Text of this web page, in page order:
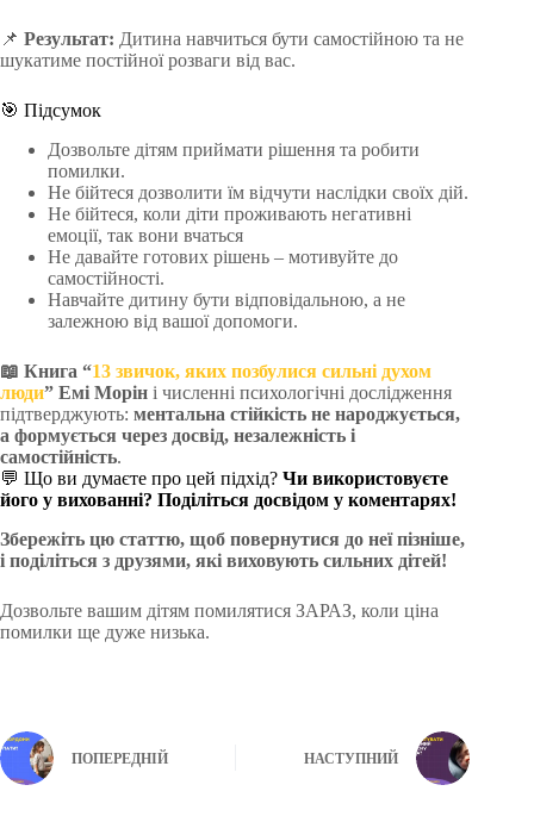
📌 Результат: Дитина навчиться бути самостійною та не
шукатиме постійної розваги від вас.
🎯 Підсумок
Дозвольте дітям приймати рішення та робити
помилки.
Не бійтеся дозволити їм відчути наслідки своїх дій.
Не бійтеся, коли діти проживають негативні
емоції, так вони вчаться
Не давайте готових рішень – мотивуйте до
самостійності.
Навчайте дитину бути відповідальною, а не
залежною від вашої допомоги.
📖 Книга “13 звичок, яких позбулися сильні духом
люди” Емі Морін і численні психологічні дослідження
підтверджують: ментальна стійкість не народжується,
а формується через досвід, незалежність і
самостійність.
💬 Що ви думаєте про цей підхід? Чи використовуєте
його у вихованні? Поділіться досвідом у коментарях!
Збережіть цю статтю, щоб повернутися до неї пізніше,
і поділіться з друзями, які виховують сильних дітей!
Дозвольте вашим дітям помилятися ЗАРАЗ, коли ціна
помилки ще дуже низька.
ПОПЕРЕДНІЙ НАСТУПНИЙ